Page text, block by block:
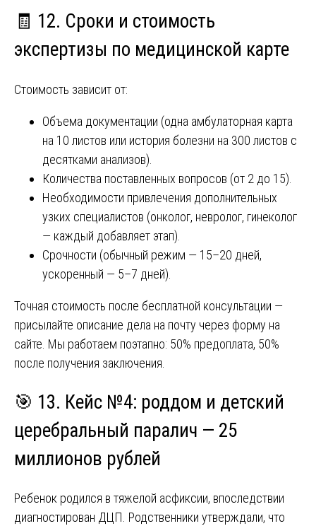
🧾 12. Сроки и стоимость
экспертизы по медицинской карте
Стоимость зависит от:
Объема документации (одна амбулаторная карта
на 10 листов или история болезни на 300 листов с
десятками анализов).
Количества поставленных вопросов (от 2 до 15).
Необходимости привлечения дополнительных
узких специалистов (онколог, невролог, гинеколог
— каждый добавляет этап).
Срочности (обычный режим — 15–20 дней,
ускоренный — 5–7 дней).
Точная стоимость после бесплатной консультации —
присылайте описание дела на почту через форму на
сайте. Мы работаем поэтапно: 50% предоплата, 50%
после получения заключения.
🎯 13. Кейс №4: роддом и детский
церебральный паралич — 25
миллионов рублей
Ребенок родился в тяжелой асфиксии, впоследствии
диагностирован ДЦП. Родственники утверждали, что